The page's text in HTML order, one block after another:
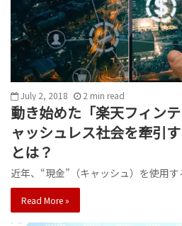
July 2, 2018 2 min read
動き始めた「楽天フィン
ャッシュレス社会を牽引
とは？
近年、“現金”（キャッシュ）を使用
Read More »